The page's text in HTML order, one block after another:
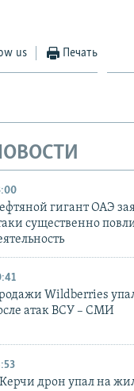
us Печать
гигант ОАЭ
существенно
Wildberries
атак ВСУ – СМИ
дрон упал на